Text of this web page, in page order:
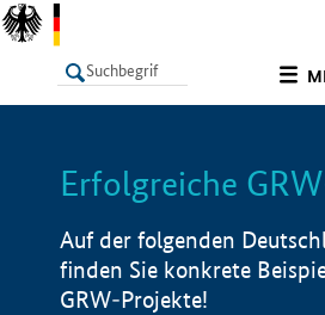
LISTE
Erfolgreiche
Auf der folgenden
finden Sie konkrete
GRW-Projekte!